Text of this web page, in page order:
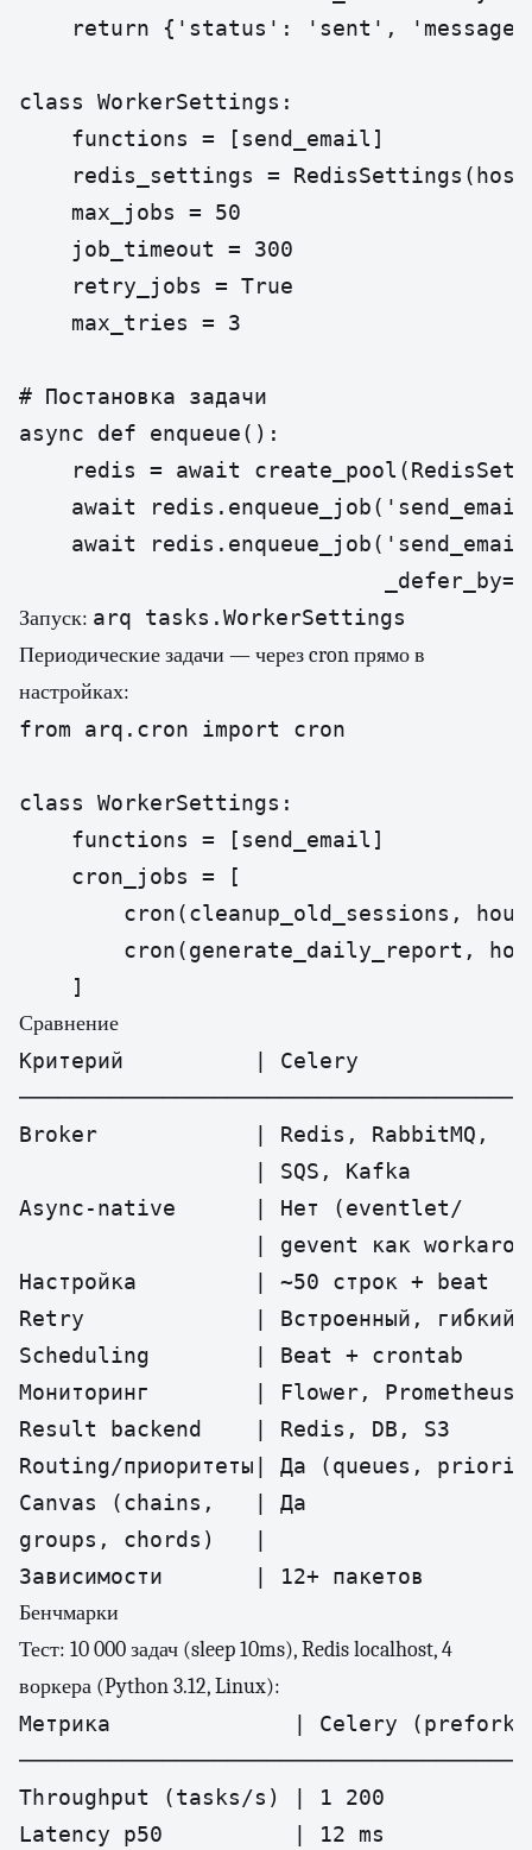
return {'status': 'sent',
class WorkerSettings:
    functions = [send_email]
redis_settings =
    max_jobs = 50
    job_timeout = 300
    retry_jobs = True
    max_tries = 3
# Постановка задачи
async def enqueue():
redis = await
await
await
Запуск: arq tasks.WorkerSettings
Периодические задачи — через cron прямо в
настройках:
from arq.cron import cron
class WorkerSettings:
    functions = [send_email]
    cron_jobs = [
cron(cleanup_old_sessions,
cron(generate_daily_report,
    ]
Сравнение
Критерий          | Celery
Broker            | Redis, RabbitMQ,    |
| SQS, Kafka
Async-native      | Нет (eventlet/
| gevent как
Настройка         | ~50 строк + beat
Retry             | Встроенный, гибкий  |
Scheduling        | Beat + crontab      |
Мониторинг        | Flower, Prometheus
Result backend    | Redis, DB, S3
Routing/приоритеты| Да (queues,
Canvas (chains,   | Да
groups, chords)   |
Бенчмарки
Тест: 10 000 задач (sleep 10ms), Redis localhost, 4
воркера (Python 3.12, Linux):
Метрика              | Celery (prefork)
Throughput (tasks/s) | 1 200
Latency p50          | 12 ms